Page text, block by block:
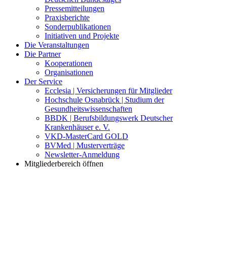
Pressemitteilungen
Praxisberichte
Sonderpublikationen
Initiativen und Projekte
Die Veranstaltungen
Die Partner
Kooperationen
Organisationen
Der Service
Ecclesia | Versicherungen für Mitglieder
Hochschule Osnabrück | Studium der
Gesundheitswissenschaften
BBDK | Berufsbildungswerk Deutscher
Krankenhäuser e. V.
VKD-MasterCard GOLD
BVMed | Musterverträge
Newsletter-Anmeldung
Mitgliederbereich öffnen